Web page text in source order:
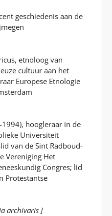
geschiedenis aan de
etnoloog van
cultuur aan het
Europese Etnologie
hoogleraar in de
Universiteit
van de Sint Radboud-
Vereniging Het
Congres; lid
Protestantse
archivaris ]